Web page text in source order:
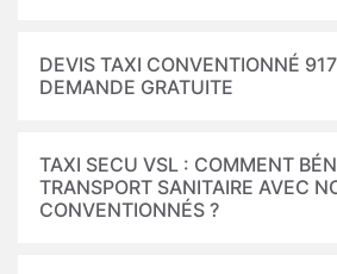
DEVIS TAXI CONVENTIONNÉ
DEMANDE GRATUITE
TAXI SECU VSL : COMMENT
TRANSPORT SANITAIRE AVEC
CONVENTIONNÉS ?